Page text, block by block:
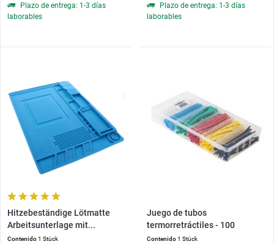
Plazo de entrega: 1-3 días
laborables
Plazo de entrega: 1-3 días
laborables
Hitzebeständige Lötmatte
Arbeitsunterlage mit...
Contenido1 Stück
Juego de tubos
termorretráctiles - 100
piezas,...
Contenido1 Stück